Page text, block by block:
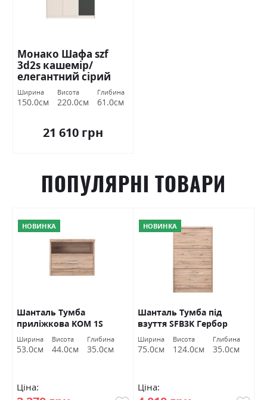
Монако Шафа szf
3d2s кашемір/
елегантний сірий
софттач Гербор
Ширина
150.0см
Висота
220.0см
Глибина
61.0см
21 610 грн
ПОПУЛЯРНІ ТОВАРИ
НОВИНКА
Шанталь Тумба
приліжкова KOM 1S
Гербор
Ширина
53.0см
Висота
44.0см
Глибина
35.0см
Ціна:
НОВИНКА
Шанталь Тумба під
взуття SFB3K Гербор
Ширина
75.0см
Висота
124.0см
Глибина
35.0см
Ціна: